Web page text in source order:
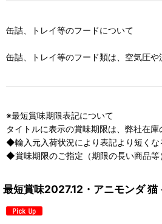
缶詰、トレイ等のフードについて
缶詰、トレイ等のフード類は、空気圧
※最短賞味期限表記について
タイトルに表示の賞味期限は、弊社在
◆輸入元入荷状況により表記より短くな
◆賞味期限のご指定（期限の長い商品等
最短賞味2027.12・アニモンダ